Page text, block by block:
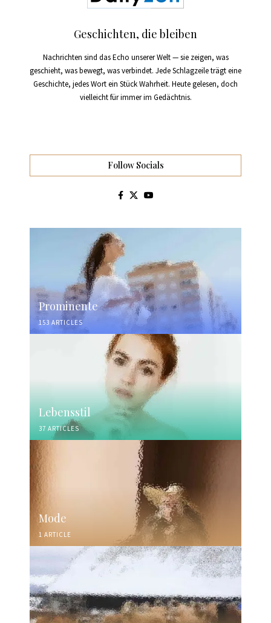
Geschichten, die bleiben
Nachrichten sind das Echo unserer Welt — sie zeigen, was
geschieht, was bewegt, was verbindet. Jede Schlagzeile trägt eine
Geschichte, jedes Wort ein Stück Wahrheit. Heute gelesen, doch
vielleicht für immer im Gedächtnis.
Follow Socials
Prominente
153 ARTICLES
Lebensstil
37 ARTICLES
Mode
1 ARTICLE